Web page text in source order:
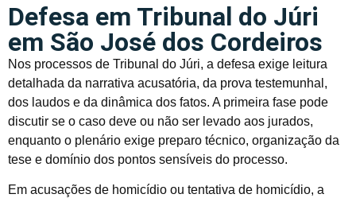
Defesa em Tribunal do Júri
em São José dos Cordeiros
Nos processos de Tribunal do Júri, a defesa exige leitura
detalhada da narrativa acusatória, da prova testemunhal,
dos laudos e da dinâmica dos fatos. A primeira fase pode
discutir se o caso deve ou não ser levado aos jurados,
enquanto o plenário exige preparo técnico, organização da
tese e domínio dos pontos sensíveis do processo.
Em acusações de homicídio ou tentativa de homicídio, a